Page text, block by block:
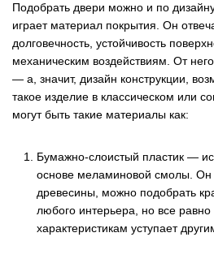
Подобрать двери можно и по
играет материал покрытия. Он
долговечность, устойчивость
механическим воздействиям. От
— а, значит, дизайн конструкции,
такое изделие в классическом или
могут быть такие материалы как:
Бумажно-слоистый пластик —
основе меламиновой смолы. Он
древесины, можно подобрать
любого интерьера, но все
характеристикам уступает